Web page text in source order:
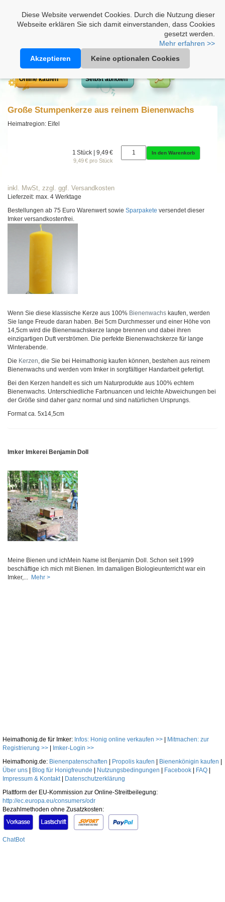
Diese Website verwendet Cookies. Durch die Nutzung dieser
Webseite erklären Sie sich damit einverstanden, dass Cookies
gesetzt werden.
Mehr erfahren >>
Akzeptieren
Keine optionalen Cookies
Online kaufen Selbst abholen
Große Stumpenkerze aus reinem Bienenwachs
Heimatregion: Eifel
1 Stück | 9,49 €
9,49 € pro Stück
In den Warenkorb
inkl. MwSt, zzgl. ggf. Versandkosten
Lieferzeit: max. 4 Werktage
Bestellungen ab 75 Euro Warenwert sowie Sparpakete versendet dieser
Imker versandkostenfrei.
Wenn Sie diese klassische Kerze aus 100% Bienenwachs kaufen, werden
Sie lange Freude daran haben. Bei 5cm Durchmesser und einer Höhe von
14,5cm wird die Bienenwachskerze lange brennen und dabei ihren
einzigartigen Duft verströmen. Die perfekte Bienenwachskerze für lange
Winterabende.
Die Kerzen, die Sie bei Heimathonig kaufen können, bestehen aus reinem
Bienenwachs und werden vom Imker in sorgfältiger Handarbeit gefertigt.
Bei den Kerzen handelt es sich um Naturprodukte aus 100% echtem
Bienenwachs. Unterschiedliche Farbnuancen und leichte Abweichungen bei
der Größe sind daher ganz normal und sind natürlichen Ursprungs.
Format ca. 5x14,5cm
Imker Imkerei Benjamin Doll
Meine Bienen und ichMein Name ist Benjamin Doll. Schon seit 1999
beschäftige ich mich mit Bienen. Im damaligen Biologieunterricht war ein
Imker,... Mehr >
Heimathonig.de für Imker: Infos: Honig online verkaufen >>
Mitmachen: zur
Registrierung >>
Imker-Login >>
Heimathonig.de: Bienenpatenschaften Propolis kaufen Bienenkönigin kaufen
Über uns
Blog für Honigfreunde Nutzungsbedingungen Facebook FAQ
Impressum & Kontakt|
Datenschutzerklärung
Plattform der EU-Kommission zur Online-Streitbeilegung:
http://ec.europa.eu/consumers/odr
Bezahlmethoden ohne Zusatzkosten:
ChatBot